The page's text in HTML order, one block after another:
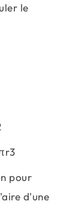
le
pour
d'une